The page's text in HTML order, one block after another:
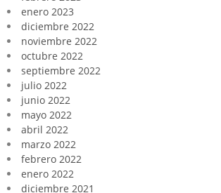
enero 2023
diciembre 2022
noviembre 2022
octubre 2022
septiembre 2022
julio 2022
junio 2022
mayo 2022
abril 2022
marzo 2022
febrero 2022
enero 2022
diciembre 2021